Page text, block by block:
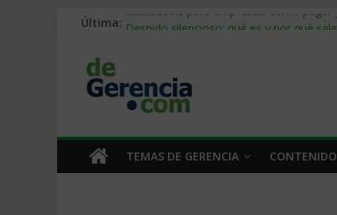
Última: Stablecoins para empresas: cómo pagar
Trabajo forzoso en la cadena de
Mercado hispano de EE. UU.: cómo
TEMAS DE GERENCIA